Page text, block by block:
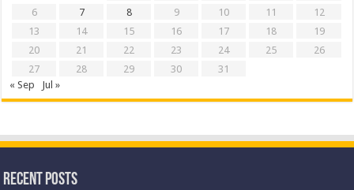
6
7 8 9 10 11
12
13
14 15 16 17 18
19
20
21 22 23 24 25
26
27
28 29 30
31
« Sep
Jul »
Recent Posts